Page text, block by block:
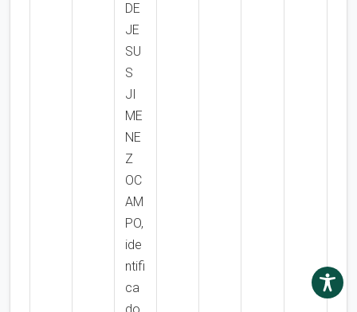
DE
JE
SU
S
JI
ME
NE
Z
OC
AM
PO,
ide
ntifi
ca